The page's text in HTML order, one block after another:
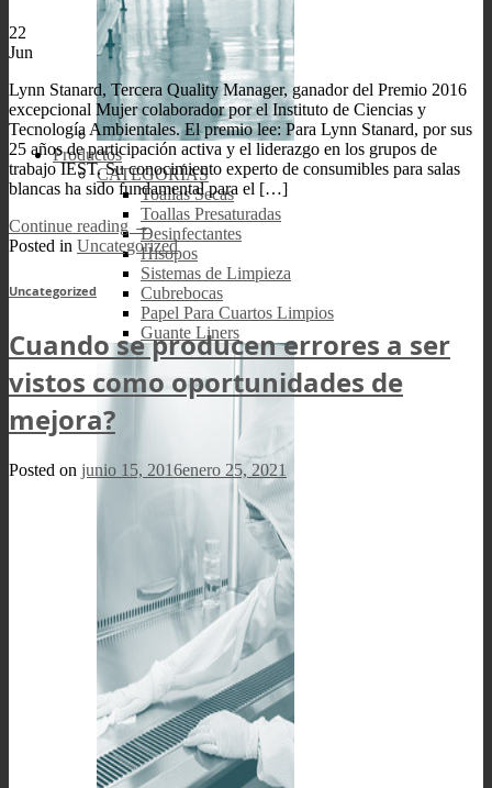
Productos
CATEGORÍAS
Toallas Secas
Toallas Presaturadas
Desinfectantes
Hisopos
Sistemas de Limpieza
Cubrebocas
Papel Para Cuartos Limpios
Guante Liners
22
Jun
Lynn Stanard, Tercera Quality Manager, ganador del Premio 2016
excepcional Mujer colaborador por el Instituto de Ciencias y
Tecnología Ambientales. El premio lee: Para Lynn Stanard, por sus
25 años de participación activa y el liderazgo en los grupos de
trabajo IEST. Su conocimiento experto de consumibles para salas
blancas ha sido fundamental para el […]
Continue reading →
Posted in Uncategorized
Uncategorized
Cuando se producen errores a ser
vistos como oportunidades de
mejora?
Posted on junio 15, 2016enero 25, 2021